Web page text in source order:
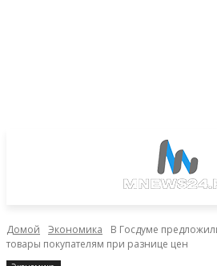
Домой Экономика
В Госдуме
товары покупателям при разнице цен